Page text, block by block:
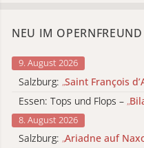
NEU IM OPERNFREUND
9. August 2026
Salzburg: „Saint François
Essen: Tops und Flops – „
8. August 2026
Salzburg: „Ariadne auf